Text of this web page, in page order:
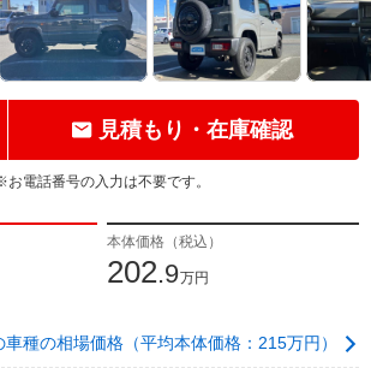
見積もり・在庫確認
お電話番号の入力は不要です。
本体価格（税込）
202.9万円
車種の相場価格（平均本体価格：215万円）